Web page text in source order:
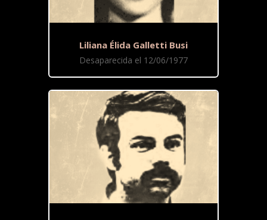
Liliana Élida Galletti Busi
Desaparecida el 12/06/1977